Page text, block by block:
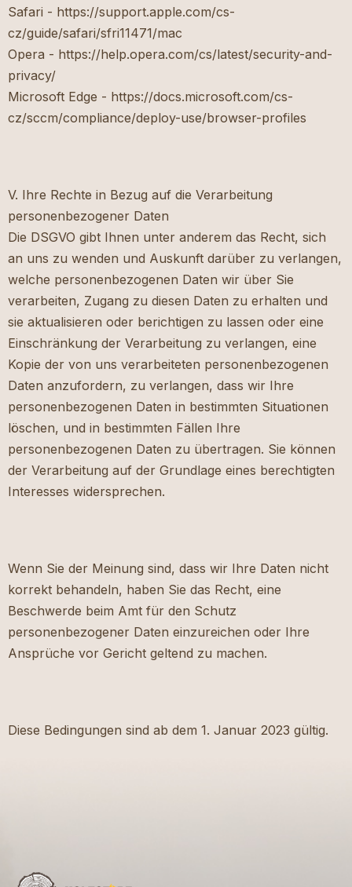
Safari - https://support.apple.com/cs-
cz/guide/safari/sfri11471/mac
Opera - https://help.opera.com/cs/latest/security-and-
privacy/
Microsoft Edge - https://docs.microsoft.com/cs-
cz/sccm/compliance/deploy-use/browser-profiles
V. Ihre Rechte in Bezug auf die Verarbeitung
personenbezogener Daten
Die DSGVO gibt Ihnen unter anderem das Recht, sich
an uns zu wenden und Auskunft darüber zu verlangen,
welche personenbezogenen Daten wir über Sie
verarbeiten, Zugang zu diesen Daten zu erhalten und
sie aktualisieren oder berichtigen zu lassen oder eine
Einschränkung der Verarbeitung zu verlangen, eine
Kopie der von uns verarbeiteten personenbezogenen
Daten anzufordern, zu verlangen, dass wir Ihre
personenbezogenen Daten in bestimmten Situationen
löschen, und in bestimmten Fällen Ihre
personenbezogenen Daten zu übertragen. Sie können
der Verarbeitung auf der Grundlage eines berechtigten
Interesses widersprechen.
Wenn Sie der Meinung sind, dass wir Ihre Daten nicht
korrekt behandeln, haben Sie das Recht, eine
Beschwerde beim Amt für den Schutz
personenbezogener Daten einzureichen oder Ihre
Ansprüche vor Gericht geltend zu machen.
Diese Bedingungen sind ab dem 1. Januar 2023 gültig.